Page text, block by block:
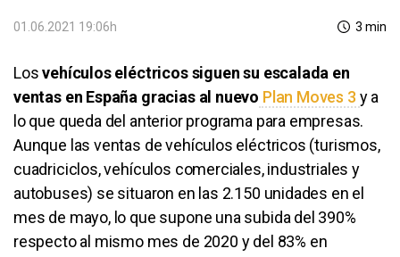
01.06.2021 19:06h 3 min
Losvehículos eléctricos siguen su escalada en
ventas en España gracias al nuevo Plan Moves 3 y a
lo que queda del anterior programa para empresas.
Aunque las ventas de vehículos eléctricos (turismos,
cuadriciclos, vehículos comerciales, industriales y
autobuses) se situaron en las 2.150 unidades en el
mes de mayo, lo que supone una subida del 390%
respecto al mismo mes de 2020 y del 83% en